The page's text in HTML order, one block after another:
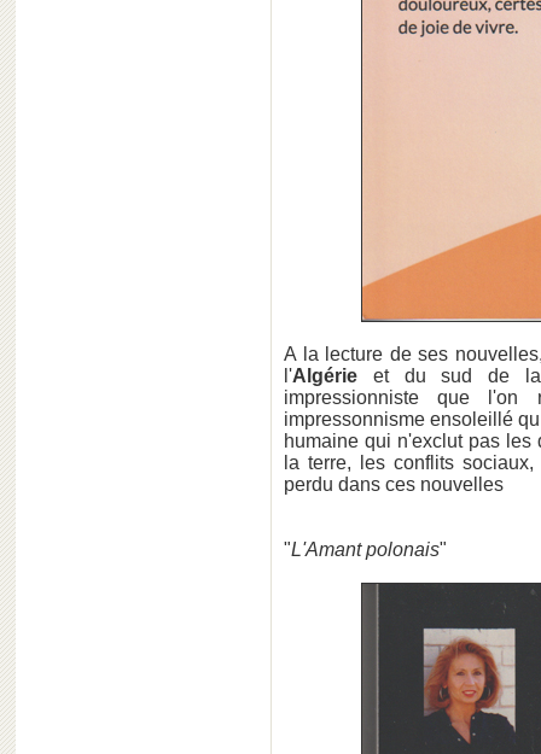
A la lecture de ses
l'Algérie et du sud de
impressionniste que
impressonnisme ensoleillé
humaine qui n'exclut pas
la terre, les conflits
perdu dans ces nouvelles
"L'Amant polonais"